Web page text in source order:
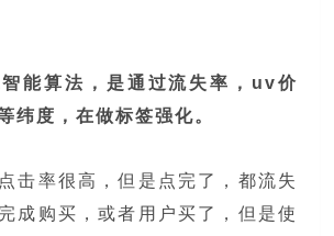
能算法，是通过流失率，uv价
纬度，在做标签强化。
击率很高，但是点完了，都流失
成购买，或者用户买了，但是使